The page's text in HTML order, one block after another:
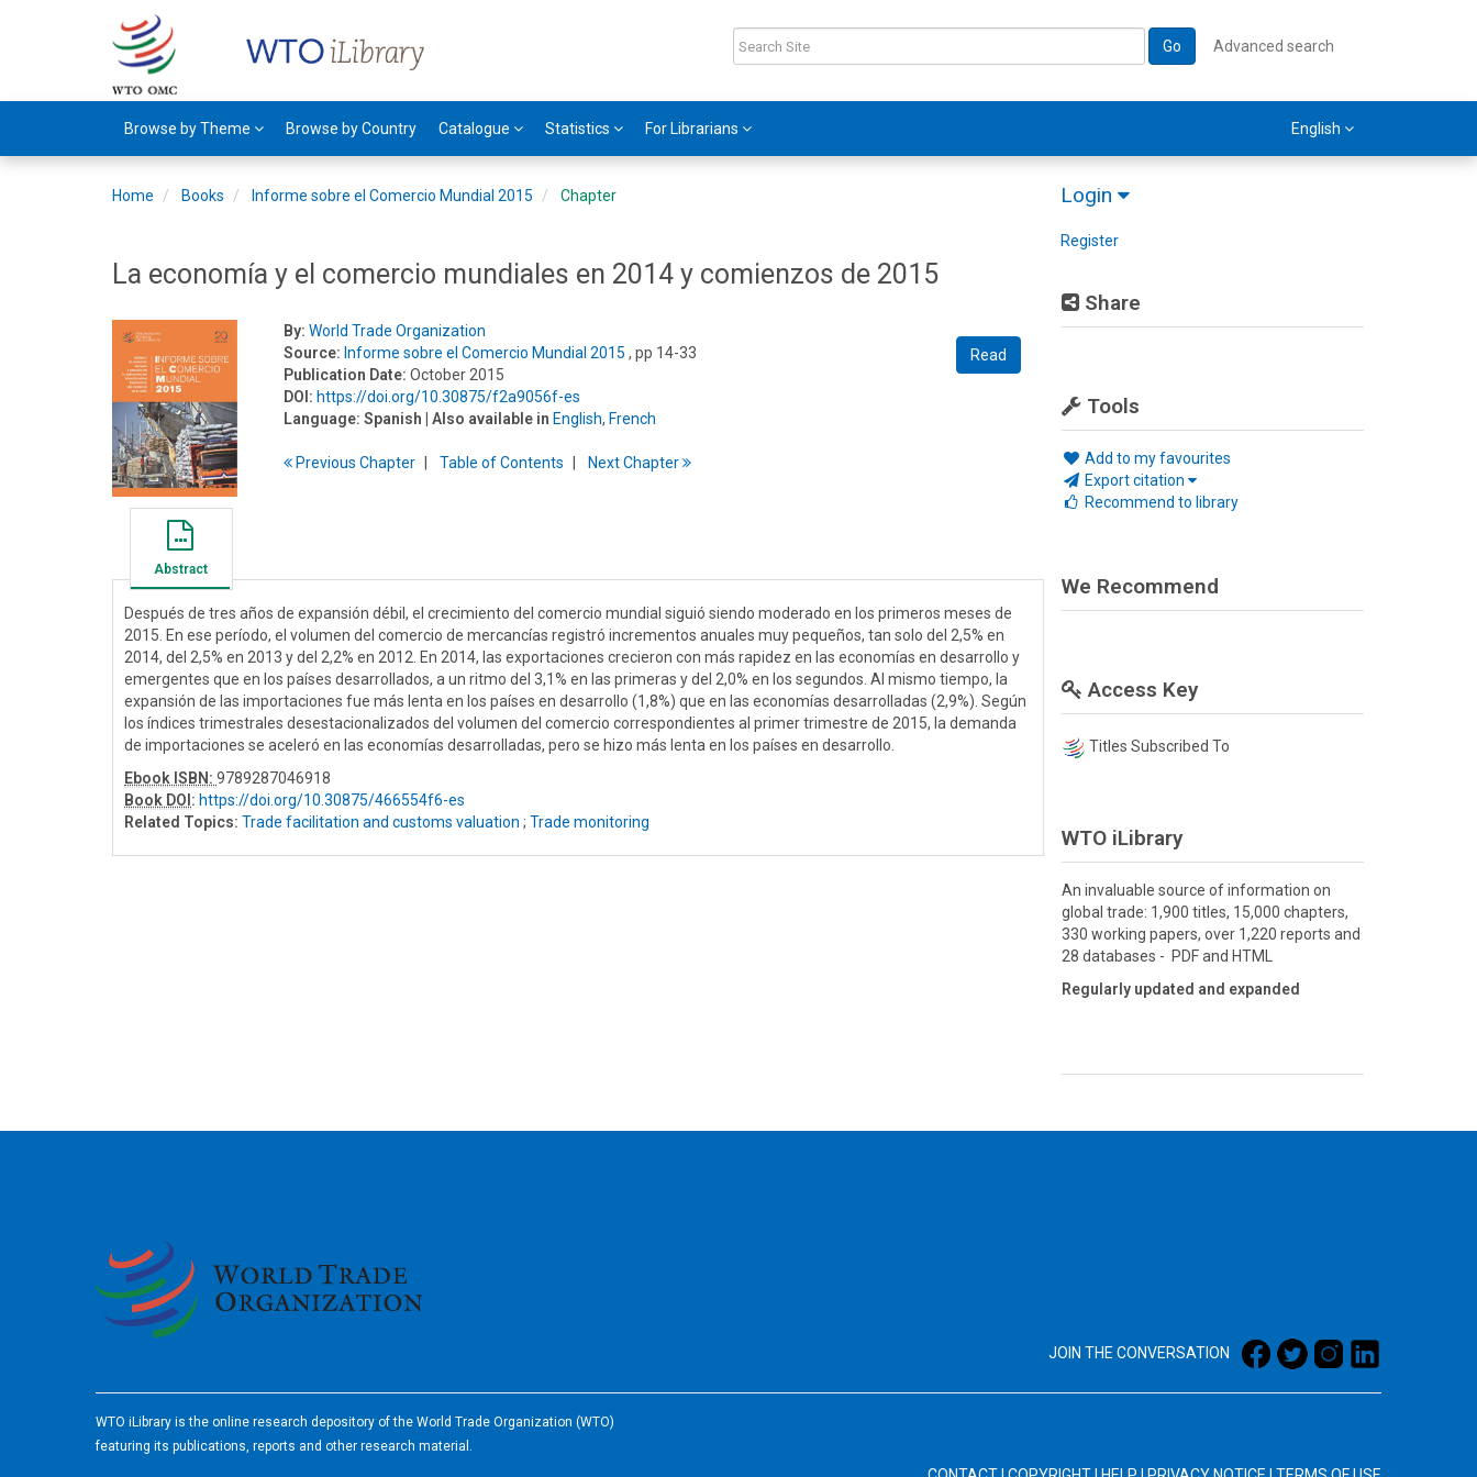
Go Advanced search
Browse by Theme Browse by Country Catalogue Statistics For Librarians English
Login
Register
Share
Tools
Add to my favourites
Export citation
Recommend to library
Home Books Informe sobre el Comercio Mundial 2015 Chapter
La economía y el comercio mundiales en 2014 y comienzos de 2015
Read
By: World Trade Organization
Source: Informe sobre el Comercio Mundial 2015 , pp 14-33
Publication Date: October 2015
DOI: https://doi.org/10.30875/f2a9056f-es
Language: Spanish | Also available in English, French
PreviousChapter Table ofContents NextChapter
Abstract
Después de tres años de expansión débil, el crecimiento del comercio mundial siguió siendo moderado en los primeros meses de
2015. En ese período, el volumen del comercio de mercancías registró incrementos anuales muy pequeños, tan solo del 2,5% en
2014, del 2,5% en 2013 y del 2,2% en 2012. En 2014, las exportaciones crecieron con más rapidez en las economías en desarrollo y
emergentes que en los países desarrollados, a un ritmo del 3,1% en las primeras y del 2,0% en los segundos. Al mismo tiempo, la
expansión de las importaciones fue más lenta en los países en desarrollo (1,8%) que en las economías desarrolladas (2,9%). Según
los índices trimestrales desestacionalizados del volumen del comercio correspondientes al primer trimestre de 2015, la demanda
de importaciones se aceleró en las economías desarrolladas, pero se hizo más lenta en los países en desarrollo.
Ebook ISBN: 9789287046918
Book DOI : https://doi.org/10.30875/466554f6-es
Related Topics: Trade facilitation and customs valuation ; Trade monitoring
We Recommend
Access Key
Titles Subscribed To
WTO iLibrary
An invaluable source of information on
global trade: 1,900 titles, 15,000 chapters,
330 working papers, over 1,220 reports and
28 databases - PDF and HTML
Regularly updated and expanded
JOIN THE CONVERSATION
WTO iLibrary is the online research depository of the World Trade Organization (WTO)
featuring its publications, reports and other research material.